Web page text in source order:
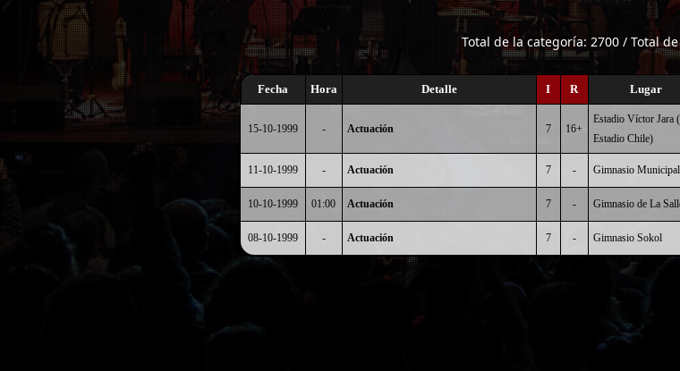
Total de la categoría: 2700 / Total
Fecha Hora Detalle I R Lugar
15-10-1999 - Actuación 7 16+
Estadio Víctor Jara
Estadio Chile)
11-10-1999 - Actuación 7 - Gimnasio Municipal
10-10-1999 01:00 Actuación 7 - Gimnasio de La
08-10-1999 - Actuación 7 - Gimnasio Sokol